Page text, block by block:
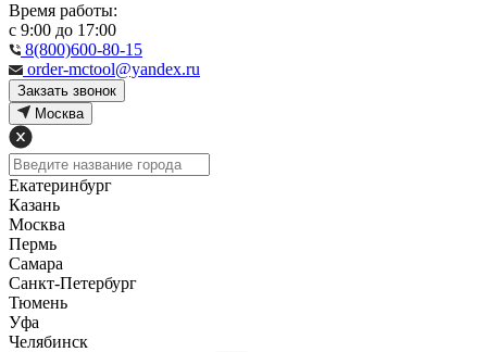
Время работы:
с 9:00 до 17:00
8(800)600-80-15
order-mctool@yandex.ru
Закзать звонок
Москва
Екатеринбург
Казань
Москва
Пермь
Самара
Санкт-Петербург
Тюмень
Уфа
Челябинск